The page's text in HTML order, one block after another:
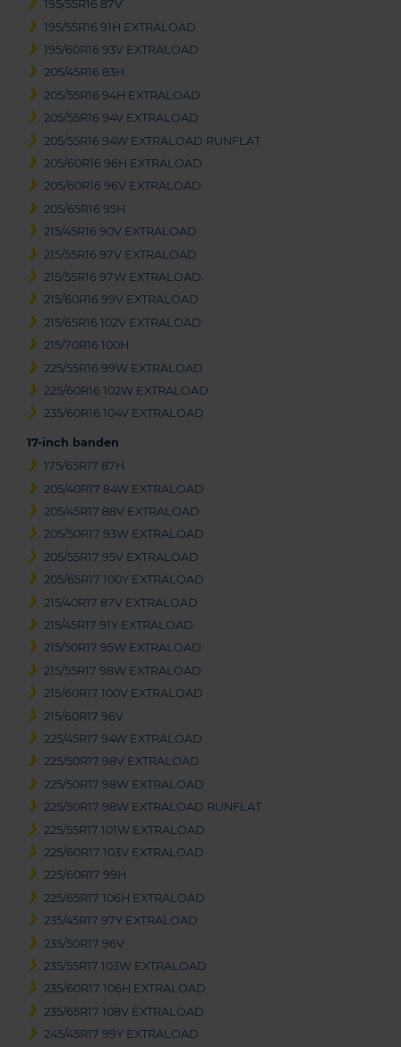
195/55R16 87V
195/55R16 91H EXTRALOAD
195/60R16 93V EXTRALOAD
205/45R16 83H
205/55R16 94H EXTRALOAD
205/55R16 94V EXTRALOAD
205/55R16 94W EXTRALOAD RUNFLAT
205/60R16 96H EXTRALOAD
205/60R16 96V EXTRALOAD
205/65R16 95H
215/45R16 90V EXTRALOAD
215/55R16 97V EXTRALOAD
215/55R16 97W EXTRALOAD
215/60R16 99V EXTRALOAD
215/65R16 102V EXTRALOAD
215/70R16 100H
225/55R16 99W EXTRALOAD
225/60R16 102W EXTRALOAD
235/60R16 104V EXTRALOAD
17-inch banden
175/65R17 87H
205/40R17 84W EXTRALOAD
205/45R17 88V EXTRALOAD
205/50R17 93W EXTRALOAD
205/55R17 95V EXTRALOAD
205/65R17 100Y EXTRALOAD
215/40R17 87V EXTRALOAD
215/45R17 91Y EXTRALOAD
215/50R17 95W EXTRALOAD
215/55R17 98W EXTRALOAD
215/60R17 100V EXTRALOAD
215/60R17 96V
225/45R17 94W EXTRALOAD
225/50R17 98V EXTRALOAD
225/50R17 98W EXTRALOAD
225/50R17 98W EXTRALOAD RUNFLAT
225/55R17 101W EXTRALOAD
225/60R17 103V EXTRALOAD
225/60R17 99H
225/65R17 106H EXTRALOAD
235/45R17 97Y EXTRALOAD
235/50R17 96V
235/55R17 103W EXTRALOAD
235/60R17 106H EXTRALOAD
235/65R17 108V EXTRALOAD
245/45R17 99Y EXTRALOAD